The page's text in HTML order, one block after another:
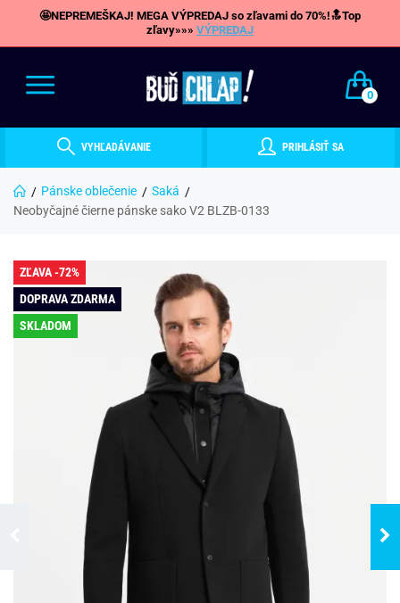
🤩NEPREMEŠKAJ! MEGA VÝPREDAJ so zľavami do 70%!🔝Top
zľavy»»» VÝPREDAJ
0
VYHĽADÁVANIE PRIHLÁSIŤ SA
Pánske oblečenie
Saká
Neobyčajné čierne pánske sako V2 BLZB-0133
ZĽAVA -72%
DOPRAVA ZDARMA
SKLADOM